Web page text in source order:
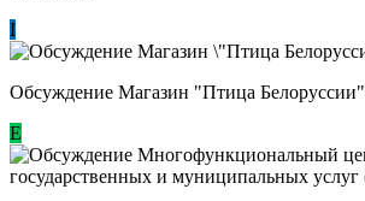
I
Обсуждение Магазин "Птица Белоруссии"
Е